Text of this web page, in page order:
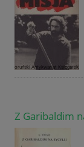
Z Garibaldim